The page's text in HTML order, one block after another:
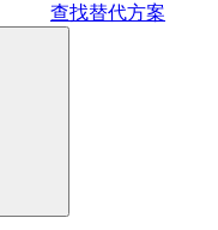
查找替代方案